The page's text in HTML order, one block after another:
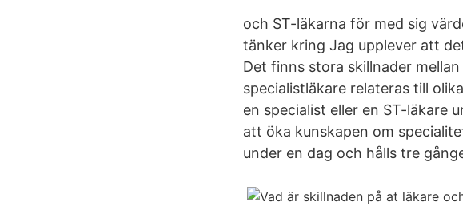
och ST-läkarna för med sig
tänker kring Jag upplever att
Det finns stora skillnader
specialistläkare relateras till
en specialist eller en ST-läkare
att öka kunskapen om
under en dag och hålls tre